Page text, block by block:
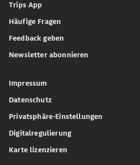
Trips App
Häufige Fragen
Feedback geben
Newsletter abonnieren
Impressum
Datenschutz
Privatsphäre-Einstellungen
Digitalregulierung
Karte lizenzieren